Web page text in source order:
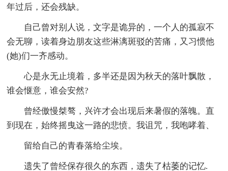
年过后，还会残缺。
自己曾对别人说，文字是诡异的，一个人的孤寂不
会无聊，读着身边朋友这些淋漓斑驳的苦痛，又习惯他
(她)们一齐感动。
心是永无止境着，多半还是因为秋天的落叶飘散，
谁会惬意，谁会安然?
曾经傲慢桀骜，兴许才会出现后来暑假的落魄。直
到现在，始终摇曳这一路的悲愤。我诅咒，我咆哮着、
留给自己的青春落给尘埃。
遗失了曾经保存很久的东西，遗失了枯萎的记忆.